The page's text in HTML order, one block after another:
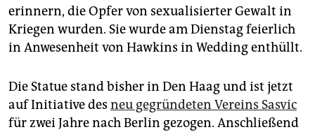
erinnern, die Opfer von sexualisierter Gewalt in
Kriegen wurden. Sie wurde am Dienstag feierlich
in Anwesenheit von Hawkins in Wedding enthüllt.
Die Statue stand bisher in Den Haag und ist jetzt
auf Initiative des neu gegründeten Vereins Sasvic
für zwei Jahre nach Berlin gezogen. Anschließend